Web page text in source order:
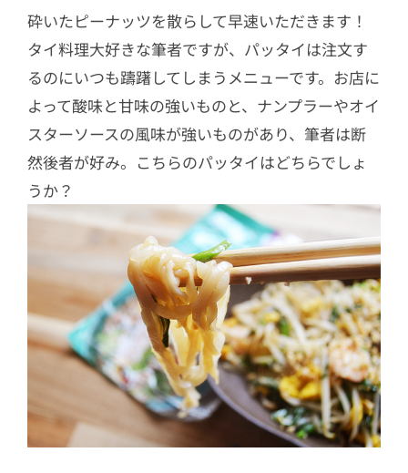
砕いたピーナッツを散らして早速いただきます！
タイ料理大好きな筆者ですが、パッタイは注文す
るのにいつも躊躇してしまうメニューです。お店に
よって酸味と甘味の強いものと、ナンプラーやオイ
スターソースの風味が強いものがあり、筆者は断
然後者が好み。こちらのパッタイはどちらでしょ
うか？